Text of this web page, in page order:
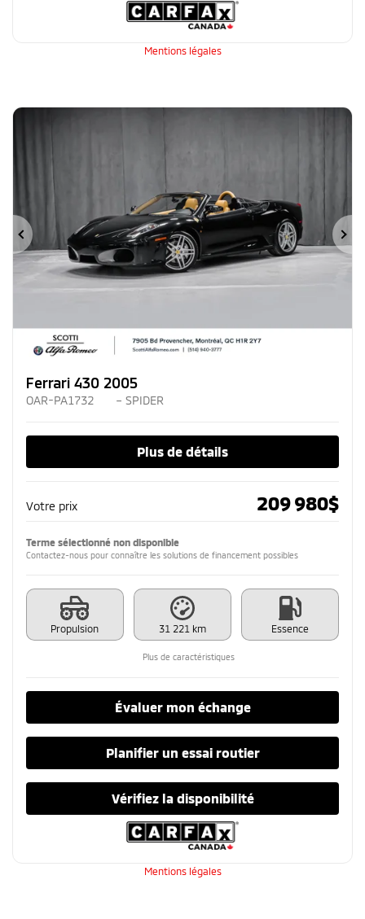
Mentions légales
Précédent
Ferrari 430 2005
OAR-PA1732 – SPIDER
Plus de détails
Votre prix 209 980$
Terme sélectionné non disponible
Contactez-nous pour connaître les solutions de financement possibles
Propulsion 31 221 km Essence
Plus de caractéristiques
Évaluer mon échange
Planifier un essai routier
Vérifiez la disponibilité
Mentions légales